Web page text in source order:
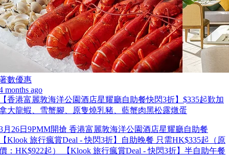
數優惠
months ago
香港富麗敦海洋公園酒店星耀廳自助餐快閃3折】$335起歎加
大龍蝦、雪蟹腳、原隻燒乳豬、藍蟹肉黑松露燉蛋
月26日9PMM開搶 香港富麗敦海洋公園酒店星耀廳自助餐
Klook 旅行瘋賞Deal - 快閃3折】自助晚餐 只需HK$335起（原
：HK$922起） 【Klook 旅行瘋賞Deal - 快閃3折】半自助午餐